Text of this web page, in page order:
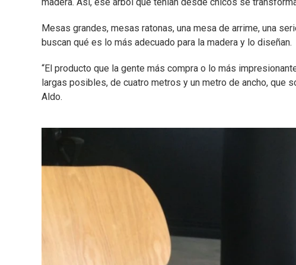
madera. Así, ese árbol que tenían desde chicos se
Mesas grandes, mesas ratonas, una mesa de arrime, una
buscan qué es lo más adecuado para la madera y lo diseñan.
“El producto que la gente más compra o lo más
largas posibles, de cuatro metros y un metro de ancho,
Aldo.